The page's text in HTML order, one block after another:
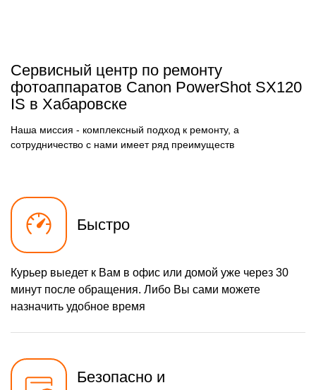
Замена передней панели
2700 р
Замена задней панели
2450 р
Замена вспышки
Юстировка
Комплексная чистка
Программный ремонт
2900 р
Сервисный центр по ремонту
фотоаппаратов Canon PowerShot SX120
IS в Хабаровске
Наша миссия - комплексный подход к ремонту, а
сотрудничество с нами имеет ряд преимуществ
Быстро
Курьер выедет к Вам в офис или домой уже через 30
минут после обращения. Либо Вы сами можете
назначить удобное время
Безопасно и